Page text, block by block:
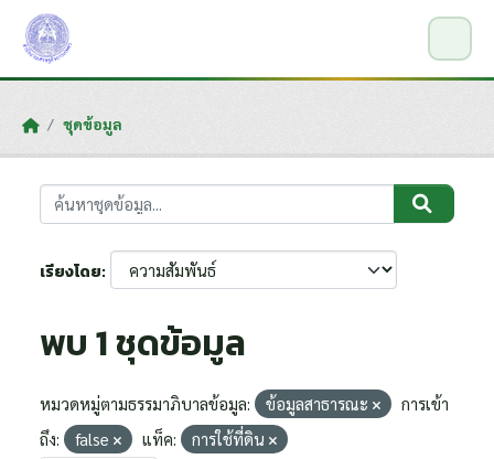
Skip to main content
ชุดข้อมูล
เรียงโดย
พบ 1 ชุดข้อมูล
หมวดหมู่ตามธรรมาภิบาลข้อมูล: ข้อมูลสาธารณะ
การเข้า
ถึง:
false แท็ค: การใช้ที่ดิน